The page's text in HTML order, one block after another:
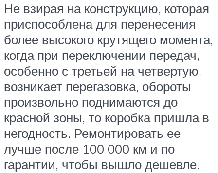
Не взирая на конструкцию, которая
приспособлена для перенесения
более высокого крутящего момента,
когда при переключении передач,
особенно с третьей на четвертую,
возникает перегазовка, обороты
произвольно поднимаются до
красной зоны, то коробка пришла в
негодность. Ремонтировать ее
лучше после 100 000 км и по
гарантии, чтобы вышло дешевле.